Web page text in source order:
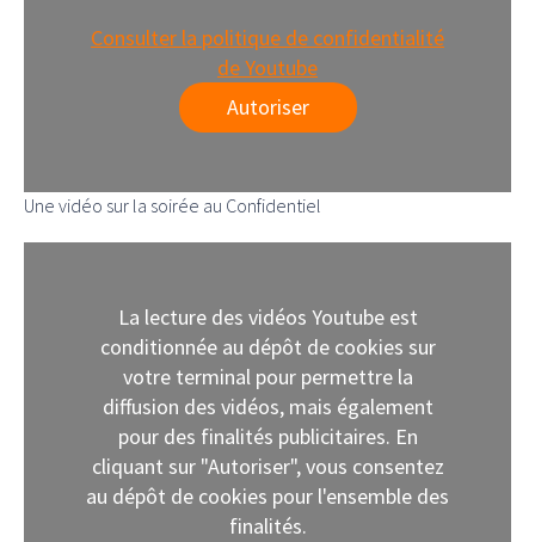
Consulter la politique de confidentialité
de Youtube
Autoriser
Une vidéo sur la soirée au Confidentiel
La lecture des vidéos Youtube est
conditionnée au dépôt de cookies sur
votre terminal pour permettre la
diffusion des vidéos, mais également
pour des finalités publicitaires. En
cliquant sur "Autoriser", vous consentez
au dépôt de cookies pour l'ensemble des
finalités.